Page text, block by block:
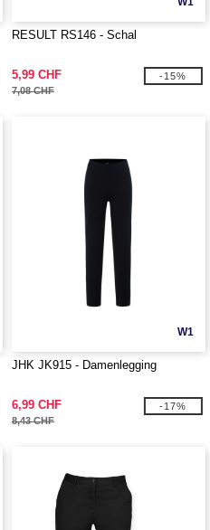
RESULT RS146 - Schal
5,99 CHF
7,08 CHF
-15%
W1
JHK JK915 - Damenlegging
6,99 CHF
8,43 CHF
-17%